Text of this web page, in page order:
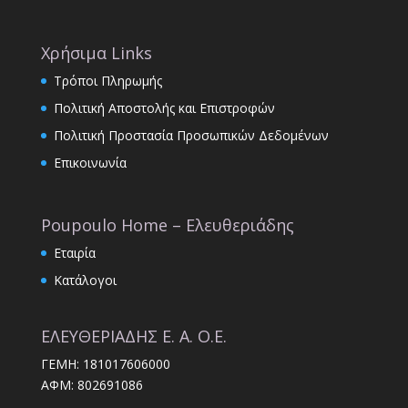
Χρήσιμα Links
Τρόποι Πληρωμής
Πολιτική Αποστολής και Επιστροφών
Πολιτική Προστασία Προσωπικών Δεδομένων
Επικοινωνία
Poupoulo Home – Ελευθεριάδης
Εταιρία
Κατάλογοι
ΕΛΕΥΘΕΡΙΑΔΗΣ Ε. Α. Ο.Ε.
ΓΕΜΗ: 181017606000
ΑΦΜ: 802691086